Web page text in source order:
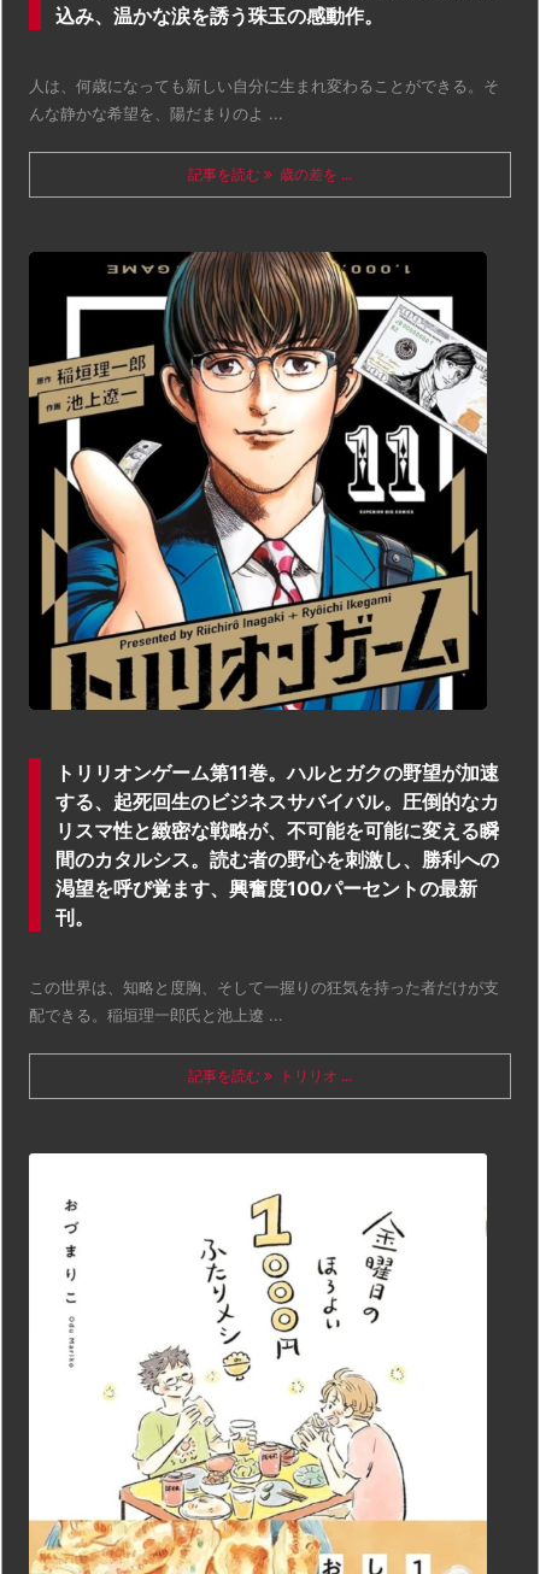
込み、温かな涙を誘う珠玉の感動作。
人は、何歳になっても新しい自分に生まれ変わることができる。そ
んな静かな希望を、陽だまりのよ ...
記事を読む 歳の差を ...
トリリオンゲーム第11巻。ハルとガクの野望が加速
する、起死回生のビジネスサバイバル。圧倒的なカ
リスマ性と緻密な戦略が、不可能を可能に変える瞬
間のカタルシス。読む者の野心を刺激し、勝利への
渇望を呼び覚ます、興奮度100パーセントの最新
刊。
この世界は、知略と度胸、そして一握りの狂気を持った者だけが支
配できる。稲垣理一郎氏と池上遼 ...
記事を読む トリリオ ...